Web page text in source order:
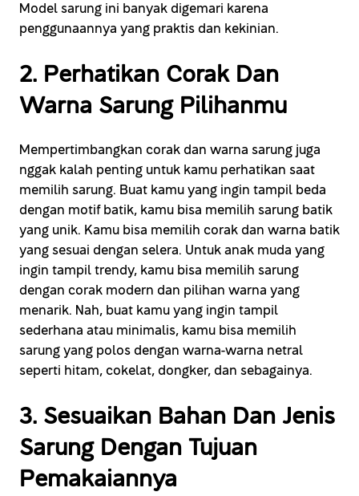
Model sarung ini banyak digemari karena
penggunaannya yang praktis dan kekinian.
2. Perhatikan Corak Dan
Warna Sarung Pilihanmu
Mempertimbangkan corak dan warna sarung juga
nggak kalah penting untuk kamu perhatikan saat
memilih sarung. Buat kamu yang ingin tampil beda
dengan motif batik, kamu bisa memilih sarung batik
yang unik. Kamu bisa memilih corak dan warna batik
yang sesuai dengan selera. Untuk anak muda yang
ingin tampil trendy, kamu bisa memilih sarung
dengan corak modern dan pilihan warna yang
menarik. Nah, buat kamu yang ingin tampil
sederhana atau minimalis, kamu bisa memilih
sarung yang polos dengan warna-warna netral
seperti hitam, cokelat, dongker, dan sebagainya.
3. Sesuaikan Bahan Dan Jenis
Sarung Dengan Tujuan
Pemakaiannya